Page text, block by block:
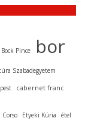
Bock Pince bor
Szabadegyetem
cabernet franc
Corso Etyeki Kúria
étel